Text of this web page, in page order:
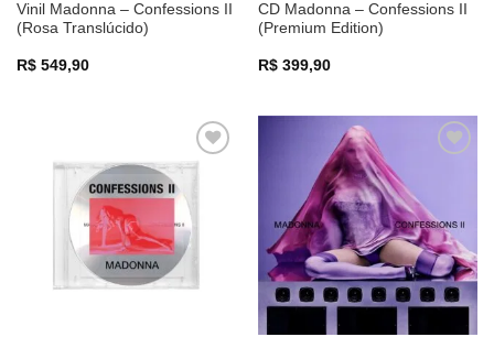
Vinil Madonna – Confessions II
(Rosa Translúcido)
R$549,90
CD Madonna – Confessions II
(Premium Edition)
R$399,90
Adicionar
a lista de
desejos
desejos